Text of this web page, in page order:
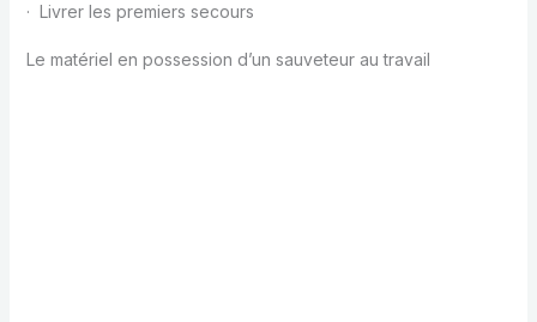
· Livrer les premiers secours
Le matériel en possession d’un sauveteur au travail